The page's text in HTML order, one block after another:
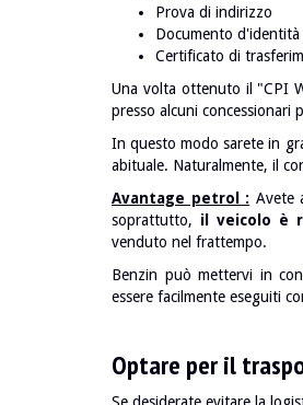
Prova di indirizzo
Documento d'identità
Certificato di
Una volta ottenuto il "CPI
presso alcuni concessionari
In questo modo sarete in
abituale. Naturalmente, il
Avantage petrol : Avete
soprattutto, il veicolo è
venduto nel frattempo.
Benzin può mettervi in
essere facilmente eseguiti
Optare per il